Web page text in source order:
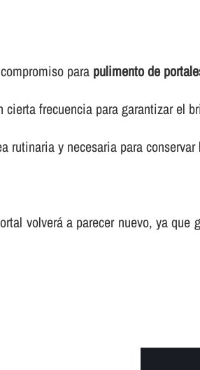
para pulimento de
frecuencia para garantizar el
rutinaria y necesaria para
volverá a parecer nuevo, ya